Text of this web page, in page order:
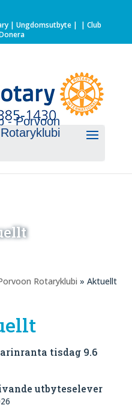
| Ungdomsutbyte| | Club
- Porvoon
Rotaryklubi
Rotaryklubi » Aktuellt
tisdag 9.6
utbyteselever